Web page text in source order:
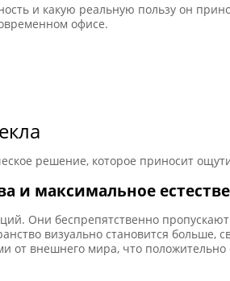
и какую реальную пользу он
офисе.
решение, которое приносит
и максимальное
Они беспрепятственно
визуально становится
от внешнего мира, что положительно